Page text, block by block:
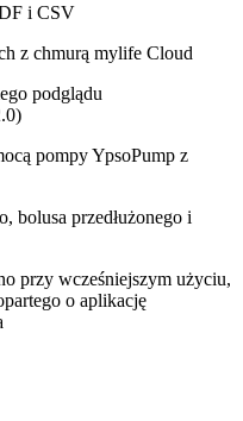
i CSV
z chmurą mylife Cloud
podglądu
pompy YpsoPump z
bolusa przedłużonego i
przy wcześniejszym użyciu,
o aplikację